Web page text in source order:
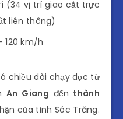
(34 vị trí giao cắt trực
liên thông)
120 km/h
chiều dài chạy dọc từ
An Giang đến thành
của tỉnh Sóc Trăng.